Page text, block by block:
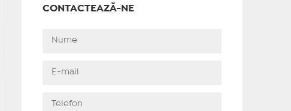
CONTACTEAZĂ-NE